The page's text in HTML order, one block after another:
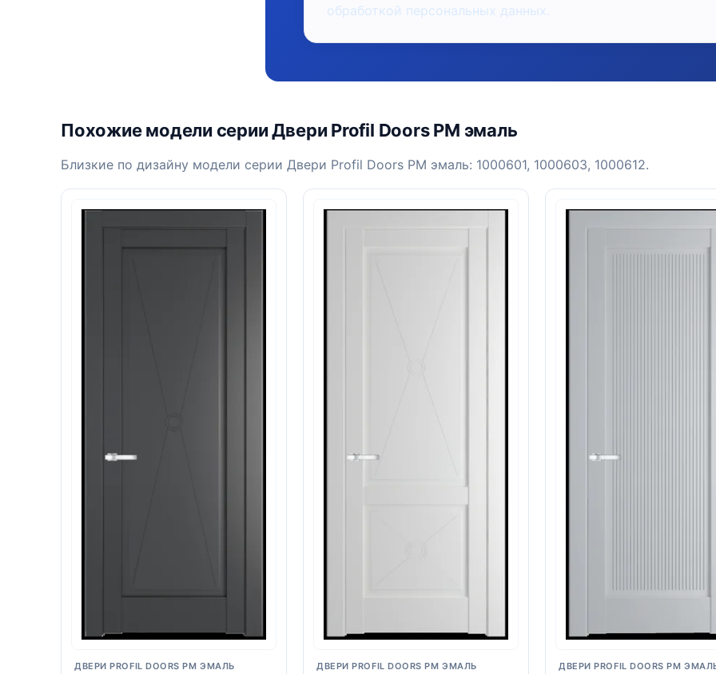
обработкой персональных данных.
Похожие модели серии Двери Profil Doors PM эмаль
Близкие по дизайну модели серии Двери Profil Doors PM эмаль: 1000601, 1000603, 1000612.
ДВЕРИ PROFIL DOORS PM ЭМАЛЬ ДВЕРИ PROFIL DOORS PM ЭМАЛЬ ДВЕРИ PROFIL DOORS PM